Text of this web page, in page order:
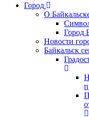
Город
О
Город
Новости
Байкальск